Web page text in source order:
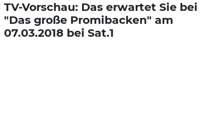
TV-Vorschau: Das erwartet Sie bei
"Das große Promibacken" am
07.03.2018 bei Sat.1